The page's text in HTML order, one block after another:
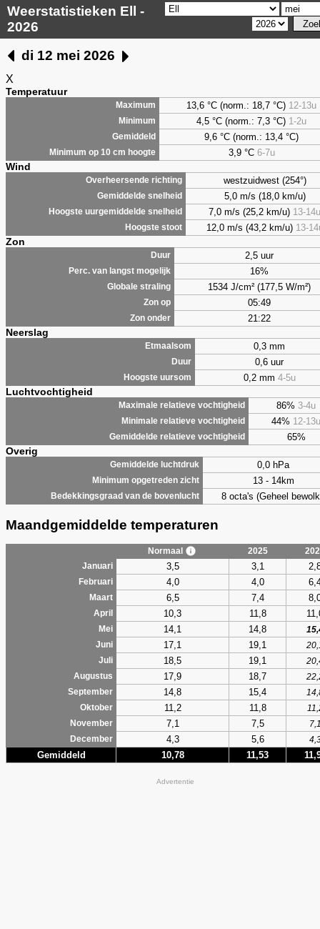
Weerstatistieken Ell -
2026
di 12 mei 2026
X
Temperatuur
Maximum 13,6 °C (norm.: 18,7 °C) 12-13u
Minimum 4,5 °C (norm.: 7,3 °C) 1-2u
Gemiddeld 9,6 °C (norm.: 13,4 °C)
Minimum op 10 cm hoogte 3,9°C 6-7u
Wind
Overheersende richting westzuidwest (254°)
Gemiddelde snelheid 5,0 m/s (18,0 km/u)
Hoogste uurgemiddelde snelheid 7,0 m/s (25,2 km/u) 13-14u
Hoogste stoot 12,0 m/s (43,2 km/u) 13-
Zon
Duur 2,5 uur
Perc. van langst mogelijk 16%
Globale straling 1534 J/cm² (177,5 W/m²)
Zon op 05:49
Zon onder 21:22
Neerslag
Etmaalsom 0,3 mm
Duur 0,6 uur
Hoogste uursom 0,2 mm 4-5u
Luchtvochtigheid
Maximale relatieve vochtigheid 86% 3-4u
Minimale relatieve vochtigheid 44% 12-13u
Gemiddelde relatieve vochtigheid 65%
Overig
Gemiddelde luchtdruk 0,0 hPa
Minimum opgetreden zicht 13 - 14km
Bedekkingsgraad van de bovenlucht 8 octa's (Geheel
Maandgemiddelde temperaturen
Normaal 2025
Januari
3,5 3,1
Februari 4,0 4,0
Maart 6,5 7,4
April 10,3 11,8
Mei 14,1 14,8
Juni
17,1 19,1
Juli
18,5 19,1
Augustus
17,9 18,7
September
14,8 15,4
Oktober
11,2 11,8
November
7,1 7,5
December
4,3 5,6
Gemiddeld 10,78 11,53
Advertentie